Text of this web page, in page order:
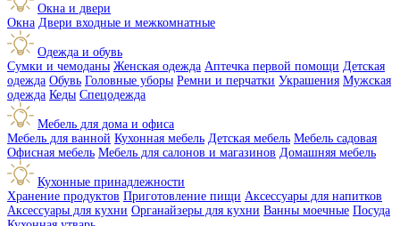
Окна и двери
Окна Двери входные и межкомнатные
Одежда и обувь
Сумки и чемоданы Женская одежда Аптечка первой помощи Детская
одежда Обувь Головные уборы Ремни и перчатки Украшения Мужская
одежда Кеды Спецодежда
Мебель для дома и офиса
Мебель для ванной Кухонная мебель Детская мебель Мебель садовая
Офисная мебель Мебель для салонов и магазинов Домашняя мебель
Кухонные принадлежности
Хранение продуктов Приготовление пищи Аксессуары для напитков
Аксессуары для кухни Органайзеры для кухни Ванны моечные Посуда